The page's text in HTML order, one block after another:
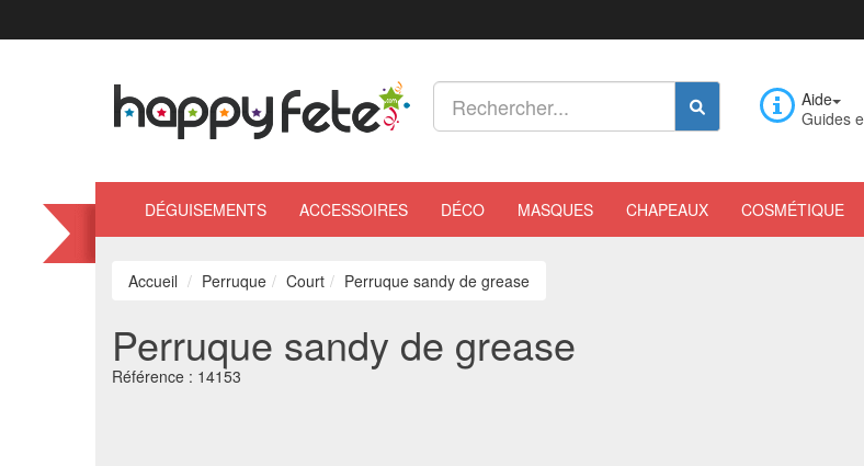
Aide
Guides
DÉGUISEMENTS ACCESSOIRES DÉCO MASQUES CHAPEAUX COSMÉTIQUE
Accueil Perruque Court Perruque sandy de grease
Perruque sandy de grease
Référence : 14153